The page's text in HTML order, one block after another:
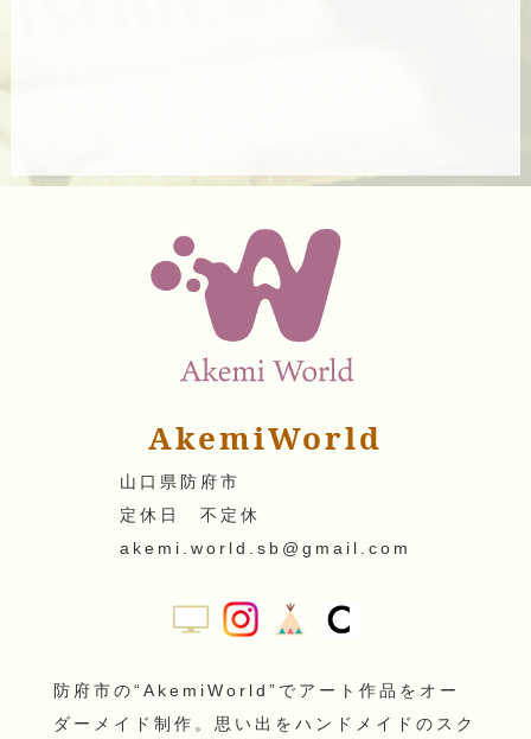
AkemiWorld
山口県防府市
定休日 不定休
akemi.world.sb@gmail.com
防府市の“AkemiWorld”でアート作品をオー
ダーメイド制作。思い出をハンドメイドのスク